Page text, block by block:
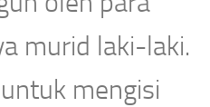
murid laki-laki.
mengisi